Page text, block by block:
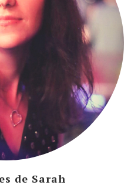
de Sarah